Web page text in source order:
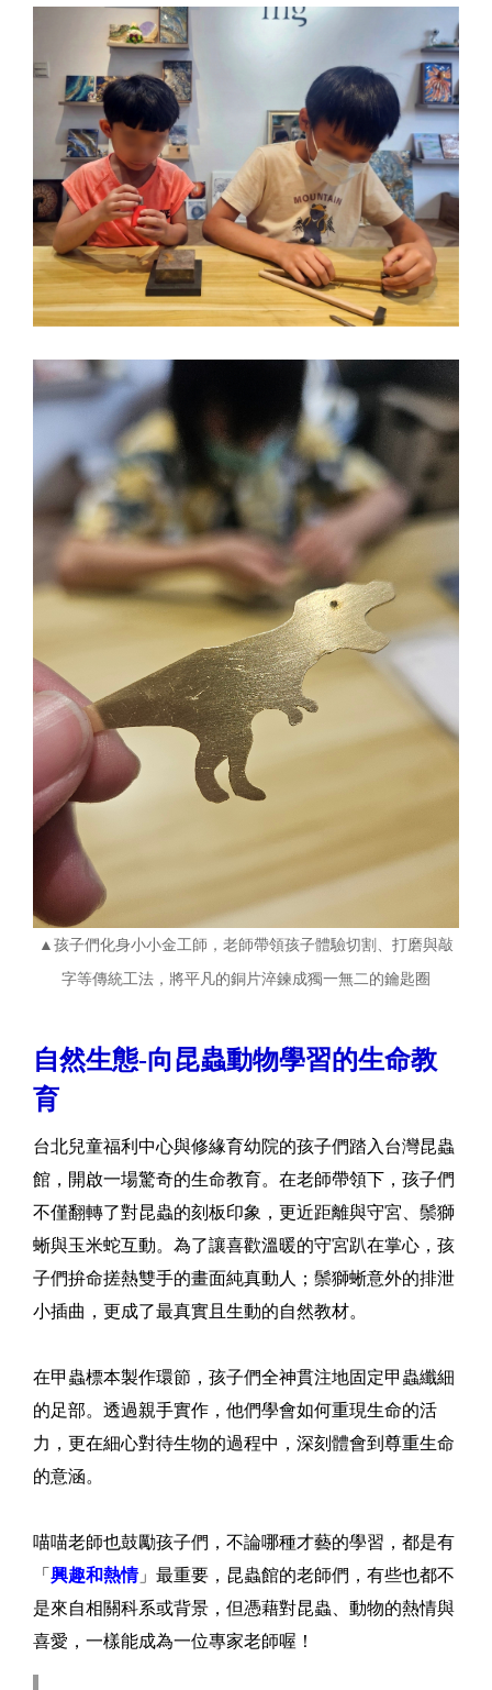
▲孩子們化身小小金工師，老師帶領孩子體驗切割、打磨與敲
字等傳統工法，將平凡的銅片淬鍊成獨一無二的鑰匙圈
自然生態-向昆蟲動物學習的生命教
育
台北兒童福利中心與修緣育幼院的孩子們踏入台灣昆蟲
館，開啟一場驚奇的生命教育。在老師帶領下，孩子們
不僅翻轉了對昆蟲的刻板印象，更近距離與守宮、鬃獅
蜥與玉米蛇互動。為了讓喜歡溫暖的守宮趴在掌心，孩
子們拚命搓熱雙手的畫面純真動人；鬃獅蜥意外的排泄
小插曲，更成了最真實且生動的自然教材。
在甲蟲標本製作環節，孩子們全神貫注地固定甲蟲纖細
的足部。透過親手實作，他們學會如何重現生命的活
力，更在細心對待生物的過程中，深刻體會到尊重生命
的意涵。
喵喵老師也鼓勵孩子們，不論哪種才藝的學習，都是有
「 興趣和熱情」最重要，昆蟲館的老師們，有些也都不
是來自相關科系或背景，但憑藉對昆蟲、動物的熱情與
喜愛，一樣能成為一位專家老師喔！